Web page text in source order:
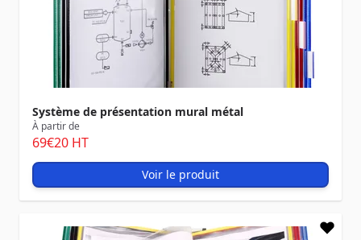
Système de présentation mural métal
À partir de
69€20 HT
Voir le produit